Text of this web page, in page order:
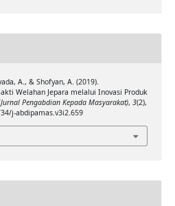
A., & Shofyan, A. (2019).
Welahan Jepara melalui Inovasi Produk
(Jurnal Pengabdian Kepada Masyarakat), 3(2),
j-abdipamas.v3i2.659